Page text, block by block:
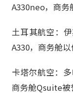
A330neo，商务
土耳其航空：
A330，商务舱以
卡塔尔航空：多
商务舱Qsuite被